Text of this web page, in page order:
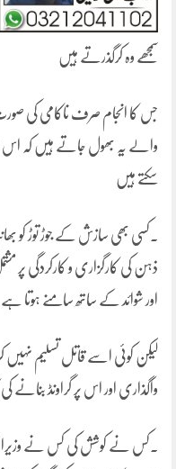
سمجھے وہ کرگذرتے ہیں
جس کا انجام صرف ناکامی کی
والے یہ بھول جاتے ہیں کہ اس
سکتے ہیں
۔کسی بھی سازش کے جوڑ توڑ کو
ذہن کی کارگزاری و کارکردگی پر
اور شوائد کے ساتھ سامنے ہوتا ہے
لیکن کوئی اسے قاتل تسلیم نہیں
واگذاری اور اس پر گراونڈ بنانے
۔کس نے کوشش کی کس نے